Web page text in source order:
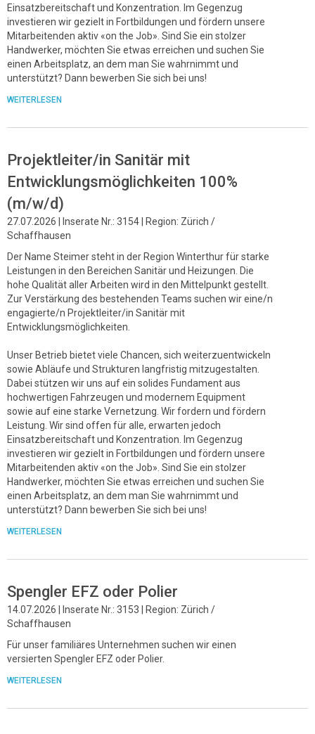
Einsatzbereitschaft und Konzentration. Im Gegenzug
investieren wir gezielt in Fortbildungen und fördern unsere
Mitarbeitenden aktiv «on the Job». Sind Sie ein stolzer
Handwerker, möchten Sie etwas erreichen und suchen Sie
einen Arbeitsplatz, an dem man Sie wahrnimmt und
unterstützt? Dann bewerben Sie sich bei uns!
WEITERLESEN
Projektleiter/in Sanitär mit
Entwicklungsmöglichkeiten 100%
(m/w/d)
27.07.2026 | Inserate Nr.: 3154 | Region: Zürich /
Schaffhausen
Der Name Steimer steht in der Region Winterthur für starke
Leistungen in den Bereichen Sanitär und Heizungen. Die
hohe Qualität aller Arbeiten wird in den Mittelpunkt gestellt.
Zur Verstärkung des bestehenden Teams suchen wir eine/n
engagierte/n Projektleiter/in Sanitär mit
Entwicklungsmöglichkeiten.
Unser Betrieb bietet viele Chancen, sich weiterzuentwickeln
sowie Abläufe und Strukturen langfristig mitzugestalten.
Dabei stützen wir uns auf ein solides Fundament aus
hochwertigen Fahrzeugen und modernem Equipment
sowie auf eine starke Vernetzung. Wir fordern und fördern
Leistung. Wir sind offen für alle, erwarten jedoch
Einsatzbereitschaft und Konzentration. Im Gegenzug
investieren wir gezielt in Fortbildungen und fördern unsere
Mitarbeitenden aktiv «on the Job». Sind Sie ein stolzer
Handwerker, möchten Sie etwas erreichen und suchen Sie
einen Arbeitsplatz, an dem man Sie wahrnimmt und
unterstützt? Dann bewerben Sie sich bei uns!
WEITERLESEN
Spengler EFZ oder Polier
14.07.2026 | Inserate Nr.: 3153 | Region: Zürich /
Schaffhausen
Für unser familiäres Unternehmen suchen wir einen
versierten Spengler EFZ oder Polier.
WEITERLESEN